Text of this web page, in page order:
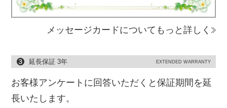
メッセージカードについてもっと詳しく
延長保証 3年 EXTENDED WARRANTY
お客様アンケートに回答いただくと保証期間を延
長いたします。